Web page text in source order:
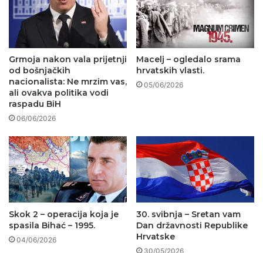
Grmoja nakon vala prijetnji
od bošnjačkih
nacionalista: Ne mrzim vas,
ali ovakva politika vodi
raspadu BiH
06/06/2026
Macelj – ogledalo srama
hrvatskih vlasti.
05/06/2026
Skok 2 – operacija koja je
spasila Bihać – 1995.
04/06/2026
30. svibnja – Sretan vam
Dan državnosti Republike
Hrvatske
30/05/2026